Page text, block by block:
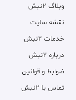
وبلاگ ۲نبش
نقشه سایت
خدمات ۲نبش
درباره ۲نبش
ضوابط و قوانین
تماس با ۲نبش